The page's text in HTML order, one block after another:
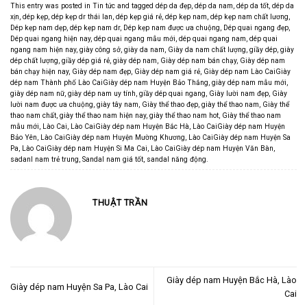
This entry was posted in Tin tức and tagged dép da đẹp, dép da nam, dép da tốt, dép da
xịn, dép kẹp, dép kẹp dr thái lan, dép kẹp giá rẻ, dép kẹp nam, dép kẹp nam chất lương,
Dép kẹp nam dẹp, dép kẹp nam dr, Dép kẹp nam được ưa chuộng, Dép quai ngang đẹp,
Dép quai ngang hiện nay, dép quai ngang mẫu mới, dép quai ngang nam, dép quai
ngang nam hiện nay, giày công sở, giày da nam, Giày da nam chất lượng, giầy dép, giày
dép chất lượng, giầy dép giá rẻ, giày dép nam, Giày dép nam bán chạy, Giày dép nam
bán chạy hiện nay, Giày dép nam đẹp, Giày dép nam giá rẻ, Giày dép nam Lào CaiGiày
dép nam Thành phố Lào CaiGiày dép nam Huyện Bảo Thắng, giày dép nam mẫu mới,
giày dép nam nữ, giày dép nam uy tính, giầy dép quai ngang, Giày lười nam đẹp, Giày
lười nam được ưa chuộng, giày tây nam, Giày thể thao đẹp, giày thể thao nam, Giày thể
thao nam chất, giày thể thao nam hiện nay, giày thể thao nam hot, Giày thể thao nam
mẫu mới, Lào Cai, Lào CaiGiày dép nam Huyện Bắc Hà, Lào CaiGiày dép nam Huyện
Bảo Yên, Lào CaiGiày dép nam Huyện Mường Khương, Lào CaiGiày dép nam Huyện Sa
Pa, Lào CaiGiày dép nam Huyện Si Ma Cai, Lào CaiGiày dép nam Huyện Văn Bàn,
sadanl nam trẻ trung, Sandal nam giá tốt, sandal năng động.
THUẬT TRẦN
Giày dép nam Huyện Sa Pa, Lào Cai
Giày dép nam Huyện Bắc Hà, Lào
Cai